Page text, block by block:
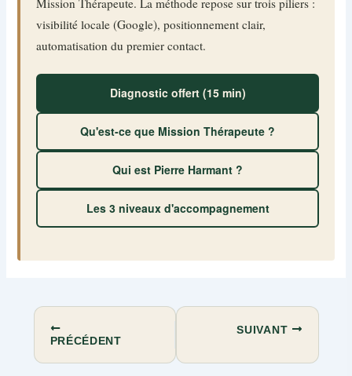
visibilité locale (Google), positionnement clair,
automatisation du premier contact.
Diagnostic offert (15 min)
Qu'est-ce que Mission Thérapeute ?
Qui est Pierre Harmant ?
Les 3 niveaux d'accompagnement
PRÉCÉDENT
SUIVANT